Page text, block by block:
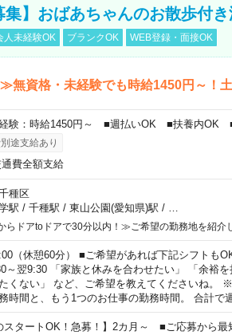
集】おばあちゃんのお散歩付
人未経験OK ブランクOK WEB登録・面接OK
資格・未経験でも時給1450円～！土
験：時給1450円～ ■週払いOK ■扶養内OK
途支給あり
費全額支給
種区
駅 / 千種駅 / 東山公園(愛知県)駅 /
らドアtoドアで30分以内！≫ご希望の勤務地を紹介し
（休憩60分） ■ご希望があれば下記シフトも
～翌9:30 「家族と休みを合わせたい」 「余裕
くない」 など、ご希望を教えてくださいね。
時間と、もう1つのお仕事の勤務時間。 合計で
スタートOK！急募！】2カ月～ ■ご応募から最